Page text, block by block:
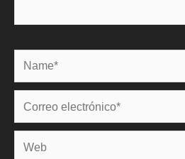
Name*
Correo
electrónico*
Web